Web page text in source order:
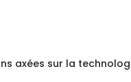
axées sur la